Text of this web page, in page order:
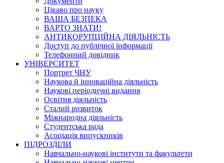
Цікаво про науку
ВАША БЕЗПЕКА
ВАРТО ЗНАТИ!
АНТИКОРУПЦІЙНА ДІЯЛЬНІСТЬ
Доступ до публічної інформації
Телефонний довідник
УНІВЕРСИТЕТ
Портрет ЧНУ
Наукова й інноваційна діяльність
Наукові періодичні видання
Освітня діяльність
Сталий розвиток
Міжнародна діяльність
Студентська рада
Асоціація випускників
ПІДРОЗДІЛИ
Навчально-наукові інститути та факультети